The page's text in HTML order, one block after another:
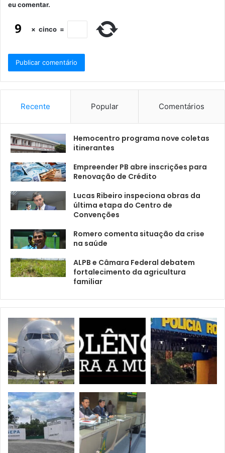
eu comentar.
× cinco =
Recente Popular Comentários
Hemocentro programa nove coletas
itinerantes
Empreender PB abre inscrições para
Renovação de Crédito
Lucas Ribeiro inspeciona obras da
última etapa do Centro de
Convenções
Romero comenta situação da crise
na saúde
ALPB e Câmara Federal debatem
fortalecimento da agricultura
familiar